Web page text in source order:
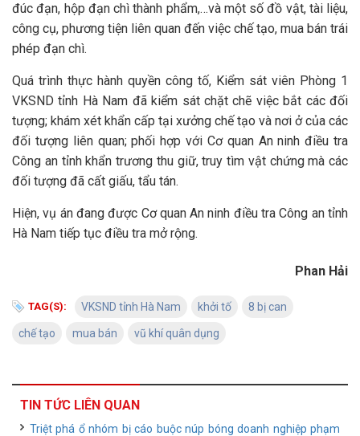
đúc đạn, hộp đạn chì thành phẩm,…và một số đồ vật, tài liệu,
công cụ, phương tiện liên quan đến việc chế tạo, mua bán trái
phép đạn chì.
Quá trình thực hành quyền công tố, Kiểm sát viên Phòng 1
VKSND tỉnh Hà Nam đã kiểm sát chặt chẽ việc bắt các đối
tượng; khám xét khẩn cấp tại xưởng chế tạo và nơi ở của các
đối tượng liên quan; phối hợp với Cơ quan An ninh điều tra
Công an tỉnh khẩn trương thu giữ, truy tìm vật chứng mà các
đối tượng đã cất giấu, tẩu tán.
Hiện, vụ án đang được Cơ quan An ninh điều tra Công an tỉnh
Hà Nam tiếp tục điều tra mở rộng.
Phan Hải
TAG(S): VKSND tỉnh Hà Nam khởi tố 8 bị can
chế tạo mua bán vũ khí quân dụng
TIN TỨC LIÊN QUAN
Triệt phá ổ nhóm bị cáo buộc núp bóng doanh nghiệp phạm